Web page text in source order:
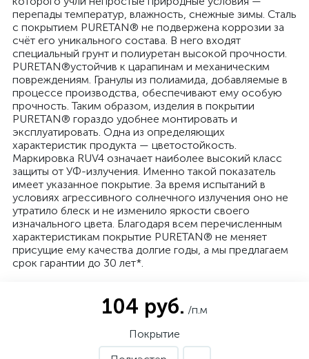
перепады температур, влажность, снежные зимы. Сталь
с покрытием PURETAN® не подвержена коррозии за
счёт его уникального состава. В него входят
специальный грунт и полиуретан высокой прочности.
PURETAN®устойчив к царапинам и механическим
повреждениям. Гранулы из полиамида, добавляемые в
процессе производства, обеспечивают ему особую
прочность. Таким образом, изделия в покрытии
PURETAN® гораздо удобнее монтировать и
эксплуатировать. Одна из определяющих
характеристик продукта — цветостойкость.
Маркировка RUV4 означает наиболее высокий класс
защиты от УФ-излучения. Именно такой показатель
имеет указанное покрытие. За время испытаний в
условиях агрессивного солнечного излучения оно не
утратило блеск и не изменило яркости своего
изначального цвета. Благодаря всем перечисленным
характеристикам покрытие PURETAN® не меняет
присущие ему качества долгие годы, а мы предлагаем
срок гарантии до 30 лет*.
104 руб. /п.м
Покрытие